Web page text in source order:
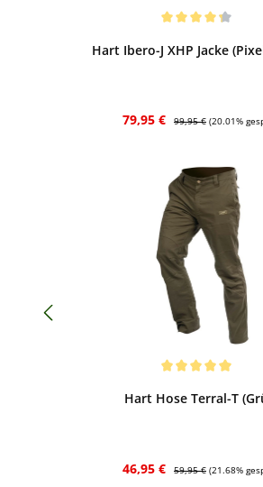
Hart Ibero-J XHP Jacke
Verkaufspreis:
79,95 € Regulärer Preis:
99,95 € (20.01%
Hart Hose Terral-T
Verkaufspreis:
46,95 € Regulärer Preis:
59,95 € (21.68%